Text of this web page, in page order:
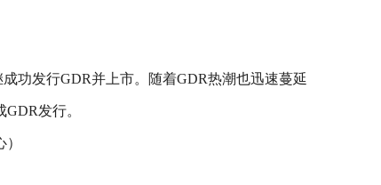
功发行GDR并上市。随着GDR热潮也迅速蔓延
发行。